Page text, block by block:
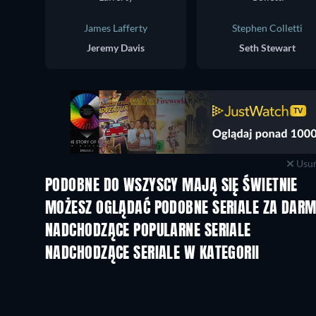
James Lafferty
Jeremy Davis
Stephen Colletti
Seth Stewart
PODOBNE DO WSZYSCY MAJĄ SIĘ ŚWIETNIE
TV
MOŻESZ OGLĄDAĆ PODOBNE SERIALE ZA
TV TV
NADCHODZĄCE POPULARNE SERIALE
NADCHODZĄCE SERIALE W KATEGORII
Sezon 6